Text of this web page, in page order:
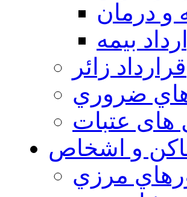
و درمان
بیمه
قرارداد زائر
ضروري
های عتبات
و اشخاص
مرزي